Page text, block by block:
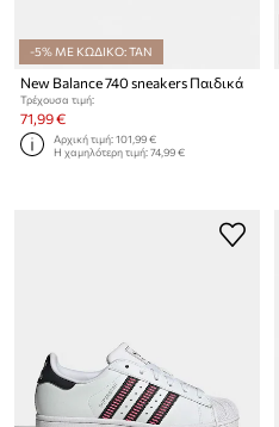
-5% ΜΕ ΚΩΔΙΚΟ: TAN
New Balance 740 sneakers Παιδικά
Τρέχουσα τιμή:
71,99 €
Αρχική τιμή:101,99 €
Η χαμηλότερη τιμή:74,99 €